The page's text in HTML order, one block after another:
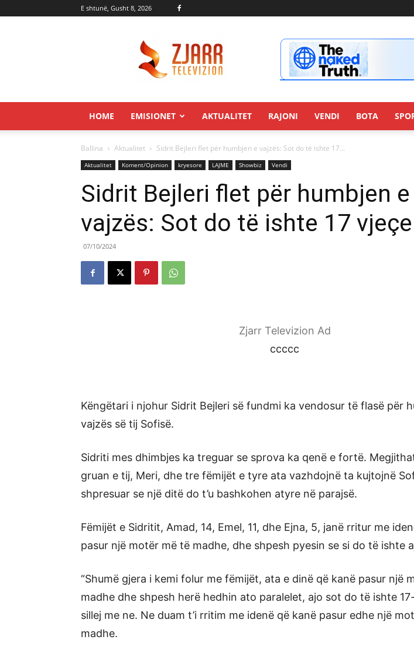
E shtunë, Gusht 8, 2026
HOME EMISIONET AKTUALITET RAJONI VENDI BOTA
Ballina Aktualitet Sidrit Bejleri flet për humbjen e vajzës: Sot do të ishte 17...
Aktualitet Koment/Opinion kryesore LAJME Showbiz Vendi
Sidrit Bejleri flet për humbjen e
vajzës: Sot do të ishte 17 vjeçe
07/10/2024
Zjarr Televizion Ad
ccccc
Këngëtari i njohur Sidrit Bejleri së fundmi ka vendosur të flasë për
vajzës së tij Sofisë.
Sidriti mes dhimbjes ka treguar se sprova ka qenë e fortë.
gruan e tij, Meri, dhe tre fëmijët e tyre ata vazhdojnë ta kujtojnë
shpresuar se një ditë do t’u bashkohen atyre në parajsë.
Fëmijët e Sidritit, Amad, 14, Emel, 11, dhe Ejna, 5, janë rritur me
pasur një motër më të madhe, dhe shpesh pyesin se si do të ishte
“Shumë gjera i kemi folur me fëmijët, ata e dinë që kanë pasur një
madhe dhe shpesh herë hedhin ato paralelet, ajo sot do të ishte
sillej me ne. Ne duam t’i rritim me idenë që kanë pasur edhe një
madhe.